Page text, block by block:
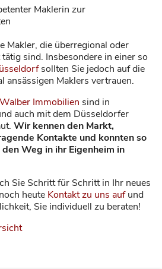
Makler, die überregional oder
sind. Insbesondere in einer so
sollten Sie jedoch auf die
ansässigen Maklers vertrauen.
Immobilien sind in
auch mit dem Düsseldorfer
Wir kennen den Markt,
Kontakte und konnten so
Weg in ihr Eigenheim in
Sie Schritt für Schritt in Ihr neues
heute Kontakt zu uns aufund
Sie individuell zu beraten!